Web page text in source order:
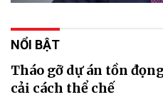
NỔI BẬT
Tháo gỡ dự án tồn
cải cách thể chế